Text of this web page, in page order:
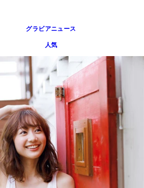
グラビアニュース
人気